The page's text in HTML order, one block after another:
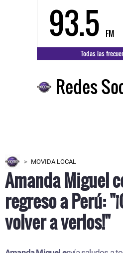
93.5 FM
Todas las
Redes
MOVIDA LOCAL
Amanda Miguel
regreso a Perú:
volver a verlos!"